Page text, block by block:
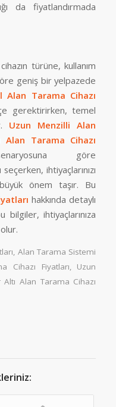
da fiyatlandırmada
türüne, kullanım
geniş bir yelpazede
Alan Tarama Cihazı
gerektirirken, temel
Uzun Menzilli Alan
Alan Tarama Cihazı
göre
ihtiyaçlarınızı
önem taşır. Bu
hakkında detaylı
bilgiler, ihtiyaçlarınıza
, Alan Tarama Sistemi
Cihazı Fiyatları, Uzun
Altı Alan Tarama Cihazı